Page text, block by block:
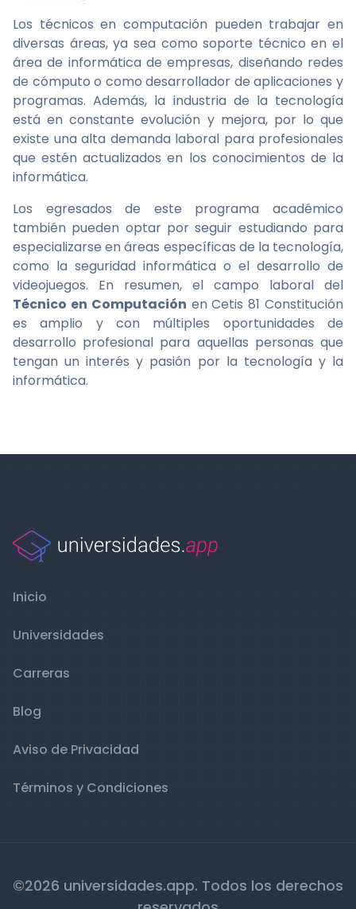
Los técnicos en computación pueden trabajar en
diversas áreas, ya sea como soporte técnico en el
área de informática de empresas, diseñando redes
de cómputo o como desarrollador de aplicaciones y
programas. Además, la industria de la tecnología
está en constante evolución y mejora, por lo que
existe una alta demanda laboral para profesionales
que estén actualizados en los conocimientos de la
informática.
Los egresados de este programa académico
también pueden optar por seguir estudiando para
especializarse en áreas específicas de la tecnología,
como la seguridad informática o el desarrollo de
videojuegos. En resumen, el campo laboral del
Técnico en Computación en Cetis 81 Constitución
es amplio y con múltiples oportunidades de
desarrollo profesional para aquellas personas que
tengan un interés y pasión por la tecnología y la
informática.
Inicio
Universidades
Carreras
Blog
Aviso de Privacidad
Términos y Condiciones
©2026 universidades.app. Todos los derechos